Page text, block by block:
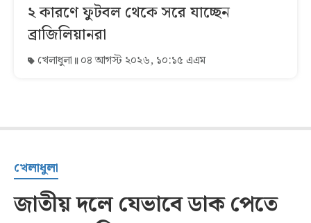
২ কারণে ফুটবল থেকে সরে যাচ্ছেন
ব্রাজিলিয়ানরা
খেলাধুলা ০৪ আগস্ট ২০২৬, ১০:১৫ এএম
খেলাধুলা
জাতীয় দলে যেভাবে ডাক পেতে